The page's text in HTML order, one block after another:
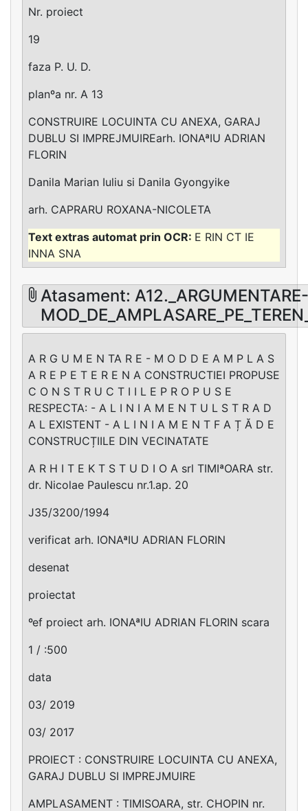
Nr. proiect
19
faza P. U. D.
planºa nr. A 13
CONSTRUIRE LOCUINTA CU ANEXA, GARAJ
DUBLU SI IMPREJMUIREarh. IONAªIU ADRIAN
FLORIN
Danila Marian Iuliu si Danila Gyongyike
arh. CAPRARU ROXANA-NICOLETA
E RIN CT IE
INNA SNA
Atasament:
A R G U M E N TA R E - M O D D E A M P L A S
A R E P E T E R E N A CONSTRUCTIEI PROPUSE
C O N S T R U C T I I L E P R O P U S E
RESPECTA: - A L I N I A M E N T U L S T R A D
A L EXISTENT - A L I N I A M E N T F A Ț Ă D E
CONSTRUCȚIILE DIN VECINATATE
A R H I T E K T S T U D I O A srl TIMIªOARA str.
dr. Nicolae Paulescu nr.1.ap. 20
J35/3200/1994
verificat arh. IONAªIU ADRIAN FLORIN
desenat
proiectat
ºef proiect arh. IONAªIU ADRIAN FLORIN scara
1 / :500
data
03/ 2019
03/ 2017
PROIECT : CONSTRUIRE LOCUINTA CU ANEXA,
GARAJ DUBLU SI IMPREJMUIRE
AMPLASAMENT : TIMISOARA, str. CHOPIN nr.